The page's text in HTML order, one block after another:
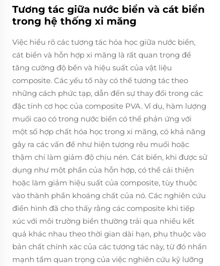
Tương tác giữa nước biển và cát biển
trong hệ thống xi măng
Việc hiểu rõ các tương tác hóa học giữa nước biển,
cát biển và hỗn hợp xi măng là rất quan trọng để
tăng cường độ bền và hiệu suất của vật liệu
composite. Các yếu tố này có thể tương tác theo
những cách phức tạp, dẫn đến sự thay đổi trong các
đặc tính cơ học của composite PVA. Ví dụ, hàm lượng
muối cao có trong nước biển có thể phản ứng với
một số hợp chất hóa học trong xi măng, có khả năng
gây ra các vấn đề như hiện tượng rêu muối hoặc
thậm chí làm giảm độ chịu nén. Cát biển, khi được sử
dụng như một phần của hỗn hợp, có thể cải thiện
hoặc làm giảm hiệu suất của composite, tùy thuộc
vào thành phần khoáng chất của nó. Các nghiên cứu
điển hình đã cho thấy rằng các composite khi tiếp
xúc với môi trường biển thường trải qua nhiều kết
quả khác nhau theo thời gian dài hạn, phụ thuộc vào
bản chất chính xác của các tương tác này, từ đó nhấn
mạnh tầm quan trọng của việc nghiên cứu kỹ lưỡng